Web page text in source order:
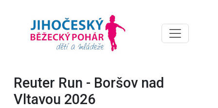
Reuter Run - Boršov nad
Vltavou 2026